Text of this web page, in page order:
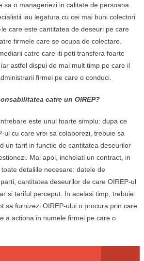
sa o manageriezi in calitate de persoana
iau legatura cu cei mai buni colectori
care este cantitatea de deseuri pe care
firmele care se ocupa de colectare.
catre care iti poti transfera foarte
astfel dispui de mai mult timp pe care il
firmei pe care o conduci.
catre un OIREP?
este unul foarte simplu: dupa ce
ul cu care vrei sa colaborezi, trebuie sa
un tarif in functie de cantitatea deseurilor
Mai apoi, incheiati un contract, in
detaliile necesare: datele de
cantitatea deseurilor de care OIREP-ul
si tariful perceput. In acelasi timp, trebuie
sa furnizezi OIREP-ului o procura prin care
a actiona in numele firmei pe care o